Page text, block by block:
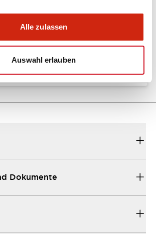
Alle zulassen
Auswahl erlauben
Dokumente